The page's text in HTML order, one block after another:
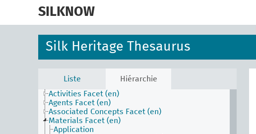
SILKNOW
Silk Heritage Thesaurus
Liste
Hiérarchie
Activities Facet (en)
Agents Facet (en)
Associated Concepts Facet (en)
Materials Facet (en)
Application